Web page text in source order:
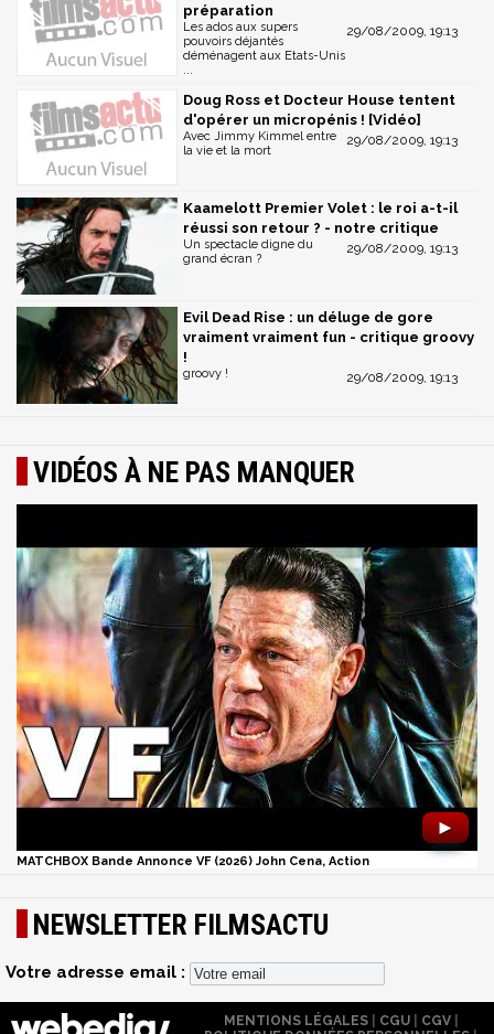
préparation
29/08/2009, 19:13
Les ados aux supers
pouvoirs déjantés
déménagent aux Etats-Unis
...
Doug Ross et Docteur House tentent
d'opérer un micropénis ! [Vidéo]
29/08/2009, 19:13
Avec Jimmy Kimmel entre
la vie et la mort
Kaamelott Premier Volet : le roi a-t-il
réussi son retour ? - notre critique
29/08/2009, 19:13
Un spectacle digne du
grand écran ?
Evil Dead Rise : un déluge de gore
vraiment vraiment fun - critique groovy
!
29/08/2009, 19:13
groovy !
VIDÉOS À NE PAS MANQUER
►
MATCHBOX Bande Annonce VF (2026) John Cena, Action
NEWSLETTER FILMSACTU
Votre adresse email :
MENTIONS LÉGALES| CGU| CGV|